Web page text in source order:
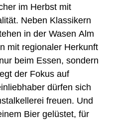
im Herbst mit
Neben Klassikern
in der Wasen Alm
mit regionaler Herkunft
beim Essen, sondern
der Fokus auf
dürfen sich
freuen. Und
Bier gelüstet, für